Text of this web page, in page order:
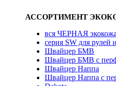
АССОРТИМЕНТ
вся ЧЕРНАЯ
серия SW для
Швайцер БМВ
Швайцер БМВ с
Швайцер Наппа
Швайцер Наппа с